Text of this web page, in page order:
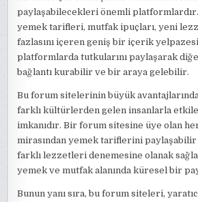
paylaşabilecekleri önemli
yemek tarifleri, mutfak ipuçları, yeni
fazlasını içeren geniş bir içerik
platformlarda tutkularını paylaşarak
bağlantı kurabilir ve bir araya gelebilir.
Bu forum sitelerinin büyük
farklı kültürlerden gelen insanlarla
imkanıdır. Bir forum sitesine üye olan
mirasından yemek tariflerini paylaşabilir
farklı lezzetleri denemesine olanak
yemek ve mutfak alanında küresel bir
Bunun yanı sıra, bu forum siteleri,